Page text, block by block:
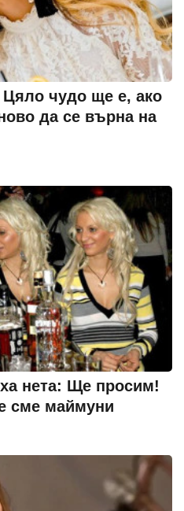
чудо ще е, ако
да се върна на
нета: Ще просим!
сме маймуни